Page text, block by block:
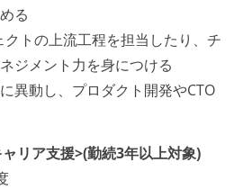
る
クトの上流工程を担当したり、チ
ジメント力を身につける
異動し、プロダクト開発やCTO
リア支援>(勤続3年以上対象)